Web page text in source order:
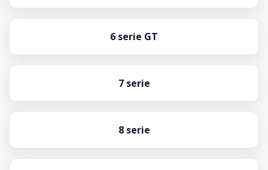
6 serie GT
7 serie
8 serie